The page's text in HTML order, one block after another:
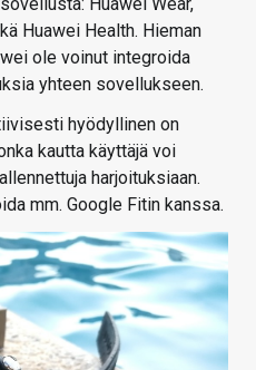
Huawei Wear,
Huawei Health. Hieman
ole voinut integroida
yhteen sovellukseen.
hyödyllinen on
kautta käyttäjä voi
harjoituksiaan.
mm. Google Fitin kanssa.